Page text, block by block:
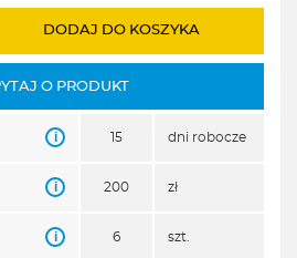
DODAJ DO KOSZYKA
O PRODUKT
i 15 dni robocze
i 200 zł
i 6 szt.